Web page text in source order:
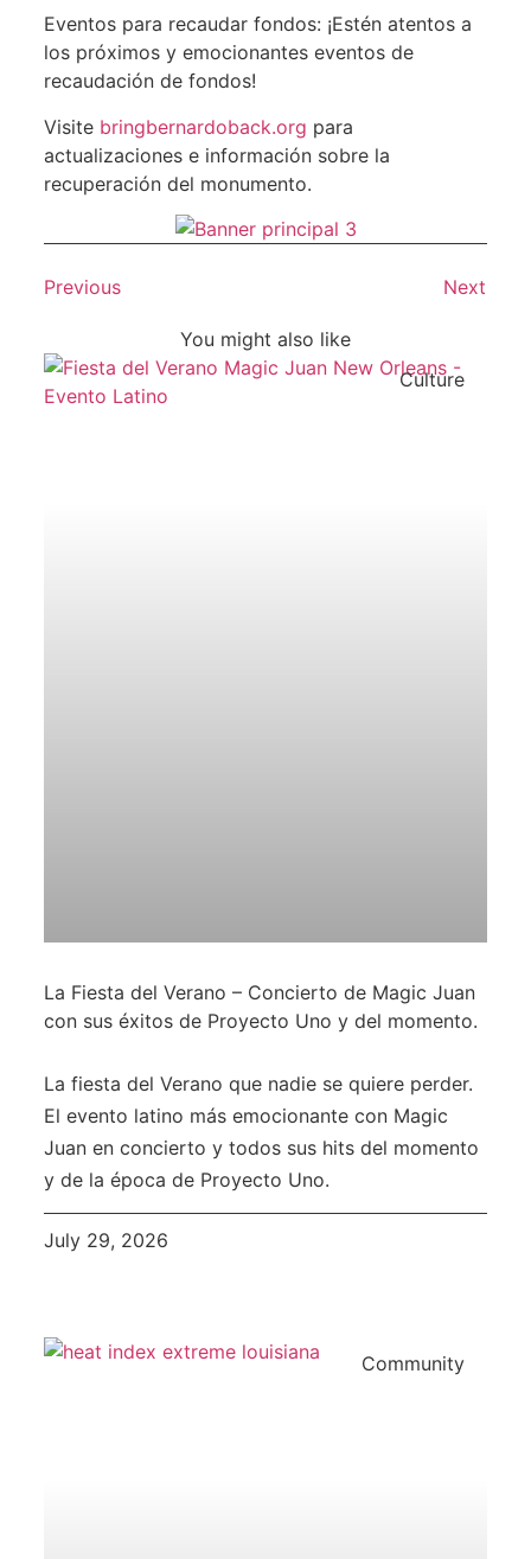
Eventos para recaudar fondos: ¡Estén atentos a
los próximos y emocionantes eventos de
recaudación de fondos!
Visite bringbernardoback.org para
actualizaciones e información sobre la
recuperación del monumento.
Previous Next
You might also like
Culture
La Fiesta del Verano – Concierto de Magic Juan
con sus éxitos de Proyecto Uno y del momento.
La fiesta del Verano que nadie se quiere perder.
El evento latino más emocionante con Magic
Juan en concierto y todos sus hits del momento
y de la época de Proyecto Uno.
July 29, 2026
Community